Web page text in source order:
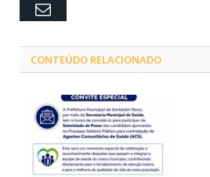
Email
CONTEÚDO RELACIONADO